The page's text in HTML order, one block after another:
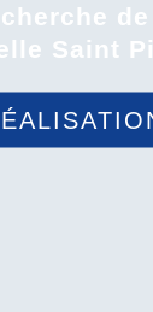
Saint